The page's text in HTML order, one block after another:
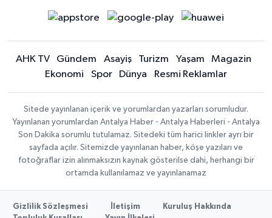
AHK TV Gündem Asayiş Turizm Yaşam
Magazin
Ekonomi
Spor Dünya Resmi Reklamlar
Sitede yayınlanan içerik ve yorumlardan yazarları sorumludur.
Yayınlanan yorumlardan Antalya Haber - Antalya Haberleri - Antalya
Son Dakika sorumlu tutulamaz. Sitedeki tüm harici linkler ayrı bir
sayfada açılır. Sitemizde yayınlanan haber, köşe yazıları ve
fotoğraflar izin alınmaksızın kaynak gösterilse dahi, herhangi bir
ortamda kullanılamaz ve yayınlanamaz
Gizlilik Sözleşmesi İletişim
Kuruluş Hakkında